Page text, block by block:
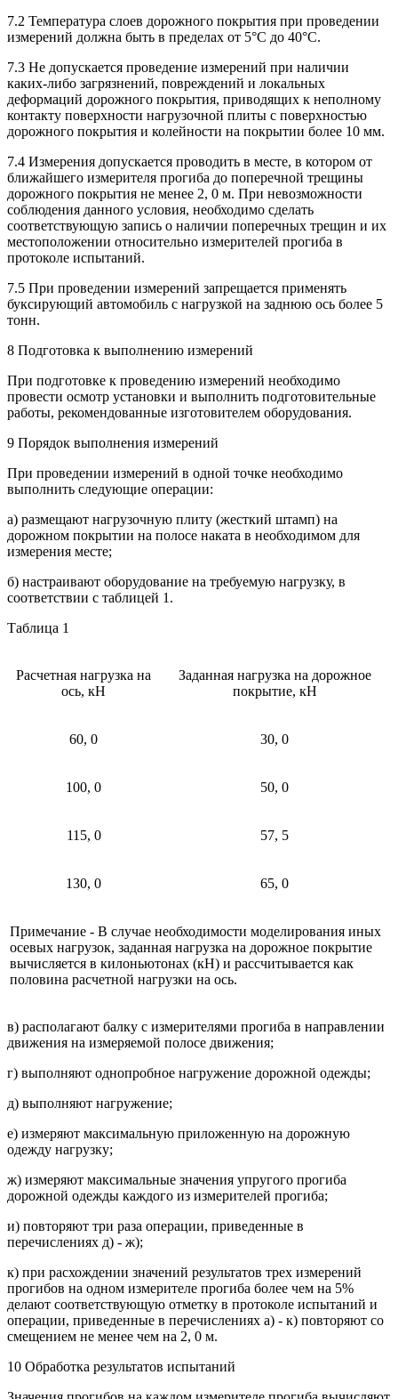
7.2 Температура слоев дорожного покрытия при проведении
измерений должна быть в пределах от 5°С до 40°С.
7.3 Не допускается проведение измерений при наличии
каких-либо загрязнений, повреждений и локальных
деформаций дорожного покрытия, приводящих к неполному
контакту поверхности нагрузочной плиты с поверхностью
дорожного покрытия и колейности на покрытии более 10 мм.
7.4 Измерения допускается проводить в месте, в котором от
ближайшего измерителя прогиба до поперечной трещины
дорожного покрытия не менее 2, 0 м. При невозможности
соблюдения данного условия, необходимо сделать
соответствующую запись о наличии поперечных трещин и их
местоположении относительно измерителей прогиба в
протоколе испытаний.
7.5 При проведении измерений запрещается применять
буксирующий автомобиль с нагрузкой на заднюю ось более 5
тонн.
8 Подготовка к выполнению измерений
При подготовке к проведению измерений необходимо
провести осмотр установки и выполнить подготовительные
работы, рекомендованные изготовителем оборудования.
9 Порядок выполнения измерений
При проведении измерений в одной точке необходимо
выполнить следующие операции:
а) размещают нагрузочную плиту (жесткий штамп) на
дорожном покрытии на полосе наката в необходимом для
измерения месте;
б) настраивают оборудование на требуемую нагрузку, в
соответствии с таблицей 1.
Таблица 1
Расчетная нагрузка на
ось, кН
Заданная нагрузка на дорожное
покрытие, кН
60, 0 30, 0
100, 0 50, 0
115, 0 57, 5
130, 0 65, 0
Примечание - В случае необходимости моделирования иных
осевых нагрузок, заданная нагрузка на дорожное покрытие
вычисляется в килоньютонах (кН) и рассчитывается как
половина расчетной нагрузки на ось.
в) располагают балку с измерителями прогиба в направлении
движения на измеряемой полосе движения;
г) выполняют однопробное нагружение дорожной одежды;
д) выполняют нагружение;
е) измеряют максимальную приложенную на дорожную
одежду нагрузку;
ж) измеряют максимальные значения упругого прогиба
дорожной одежды каждого из измерителей прогиба;
и) повторяют три раза операции, приведенные в
перечислениях д) - ж);
к) при расхождении значений результатов трех измерений
прогибов на одном измерителе прогиба более чем на 5%
делают соответствующую отметку в протоколе испытаний и
операции, приведенные в перечислениях а) - к) повторяют со
смещением не менее чем на 2, 0 м.
10 Обработка результатов испытаний